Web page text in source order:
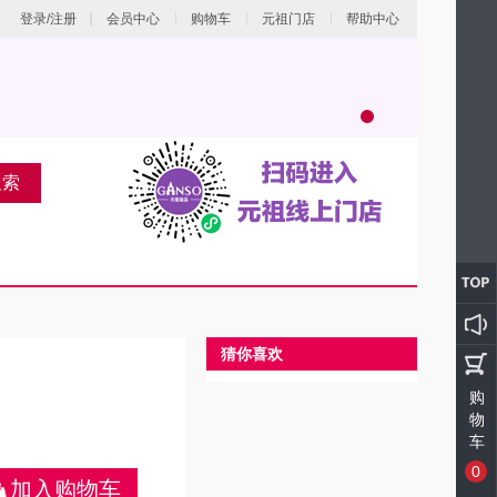
登录/注册 会员中心 购物车 元祖门店 帮助中心
加入购物车
猜你喜欢
购
物
车
0